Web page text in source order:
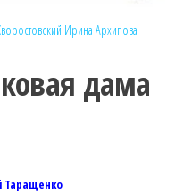
Ирина Архипова
дама
Таращенко